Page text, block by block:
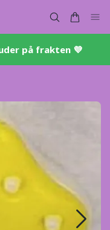
på frakten 💜​